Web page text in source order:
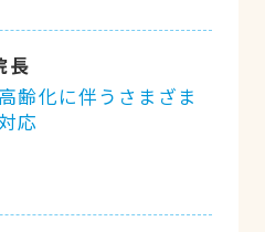
長
齢化に伴うさまざま
応